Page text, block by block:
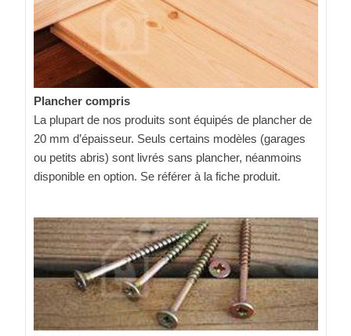
Plancher compris
La plupart de nos produits sont équipés de plancher de
20 mm d’épaisseur. Seuls certains modèles (garages
ou petits abris) sont livrés sans plancher, néanmoins
disponible en option. Se référer à la fiche produit.